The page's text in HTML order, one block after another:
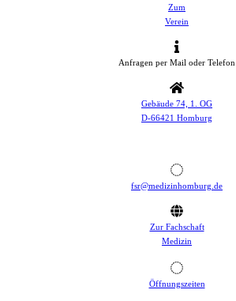
Zum
Verein
Anfragen per Mail oder Telefon
Gebäude 74, 1. OG
D-66421 Homburg
fsr@medizinhomburg.de
Zur Fachschaft
Medizin
Öffnungszeiten